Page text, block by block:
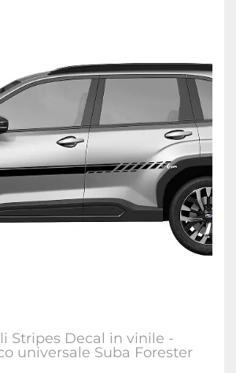
Stripes Decal in vinile -
universale Suba Forester